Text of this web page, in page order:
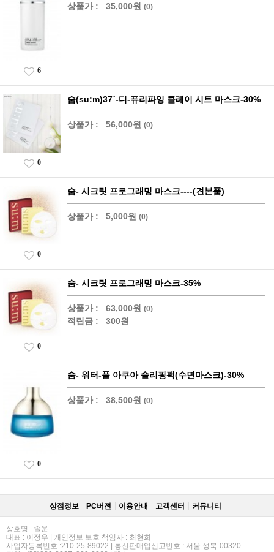
상품가 : 35,000원 (0)
6
숨(su:m)37˚-디-퓨리파잉 클레이 시트 마스크-30%
상품가 : 56,000원 (0)
0
숨- 시크릿 프로그래밍 마스크----(견본품)
상품가 : 5,000원 (0)
0
숨- 시크릿 프로그래밍 마스크-35%
상품가 : 63,000원 (0)
적립금 : 300원
0
숨- 워터-풀 아쿠아 슬리핑팩(수면마스크)-30%
상품가 : 38,500원 (0)
0
상점정보 PC버젼 이용안내 고객센터 커뮤니티
상호명 : 솔운
대표 : 이정우 | 개인정보 보호 책임자 : 최현희
사업자등록번호 :210-25-89022 | 통신판매업신고번호 : 서울 성북-00320